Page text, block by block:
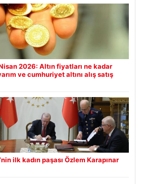
2026: Altın fiyatları ne kadar
ve cumhuriyet altını alış satış
ilk kadın paşası Özlem Karapınar